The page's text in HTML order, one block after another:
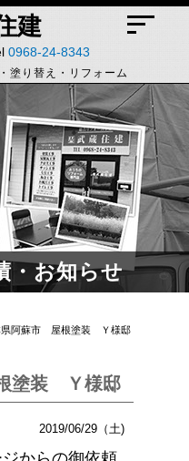
建
塗り替え・リフォーム
0968-24-8343
・お知らせ
阿蘇市 屋根塗装 Ｙ様邸
塗装 Ｙ様邸
2019/06/29（土)